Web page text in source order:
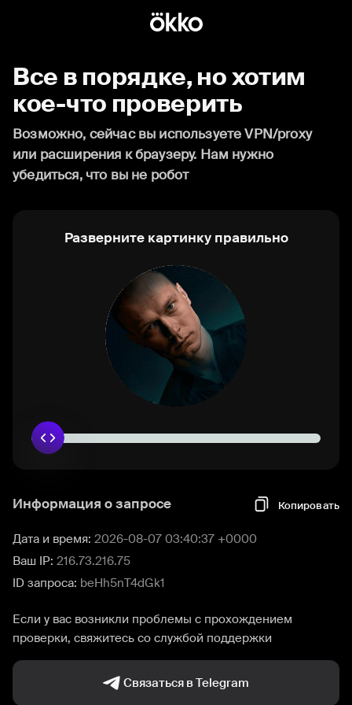
Все в порядке, но хотим
кое-что проверить
Возможно, сейчас вы используете VPN/proxy
или расширения к браузеру. Нам нужно
убедиться, что вы не робот
Разверните картинку правильно
Информация о запросе Копировать
Дата и время: 2026-08-07 03:40:37 +0000
Ваш IP: 216.73.216.75
ID запроса: beHh5nT4dGk1
Если у вас возникли проблемы с прохождением
проверки, свяжитесь со службой поддержки
Связаться в Telegram